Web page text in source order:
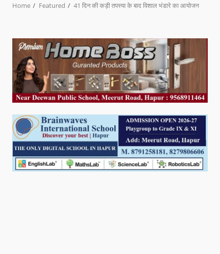
Home Featured 41 दिन की कड़ी तपस्या के बाद विशाल भंडारे का आयोजन